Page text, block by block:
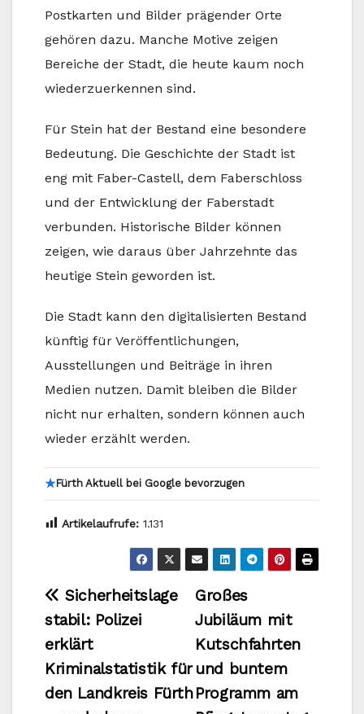
Postkarten und Bilder prägender Orte
gehören dazu. Manche Motive zeigen
Bereiche der Stadt, die heute kaum noch
wiederzuerkennen sind.
Für Stein hat der Bestand eine besondere
Bedeutung. Die Geschichte der Stadt ist
eng mit Faber-Castell, dem Faberschloss
und der Entwicklung der Faberstadt
verbunden. Historische Bilder können
zeigen, wie daraus über Jahrzehnte das
heutige Stein geworden ist.
Die Stadt kann den digitalisierten Bestand
künftig für Veröffentlichungen,
Ausstellungen und Beiträge in ihren
Medien nutzen. Damit bleiben die Bilder
nicht nur erhalten, sondern können auch
wieder erzählt werden.
★Fürth Aktuell bei Google bevorzugen
Artikelaufrufe: 1.131
Beitragsnavigation
Großes
Jubiläum mit
Kutschfahrten
und buntem
Programm am
Sicherheitslage
stabil: Polizei
erklärt
Kriminalstatistik für
den Landkreis Fürth